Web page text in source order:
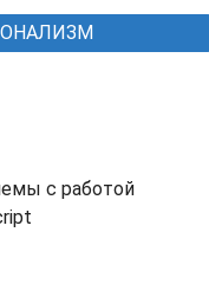
с работой